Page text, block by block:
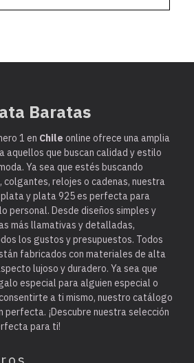
Baratas
1 en Chile online ofrece una amplia
aquellos que buscan calidad y estilo
Ya sea que estés buscando
colgantes, relojes o cadenas, nuestra
plata y plata 925 es perfecta para
personal. Desde diseños simples y
más llamativas y detalladas,
los gustos y presupuestos. Todos
fabricados con materiales de alta
lujoso y duradero. Ya sea que
especial para alguien especial o
a ti mismo, nuestro catálogo
perfecta. ¡Descubre nuestra selección
para ti!